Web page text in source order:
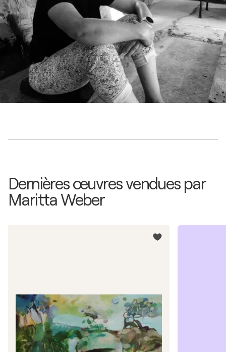
Dernières œuvres vendues par
Maritta Weber